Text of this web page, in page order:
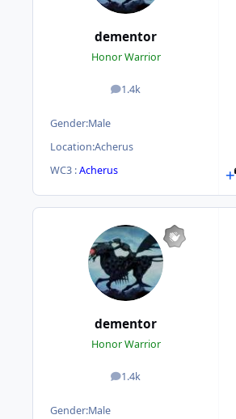
dementor
Honor Warrior
1.4k
posts
Gender:Male
Location:Acherus
WC3 :Acherus
dementor
Honor Warrior
1.4k
posts
Gender:Male